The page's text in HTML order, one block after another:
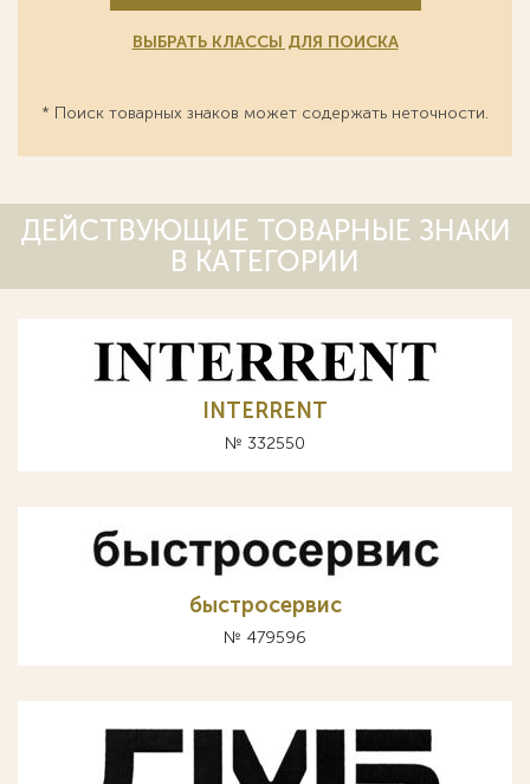
ВЫБРАТЬ КЛАССЫ ДЛЯ ПОИСКА
* Поиск товарных знаков может содержать неточности.
ДЕЙСТВУЮЩИЕ ТОВАРНЫЕ ЗНАКИ
В КАТЕГОРИИ
INTERRENT
№ 332550
быстросервис
№ 479596